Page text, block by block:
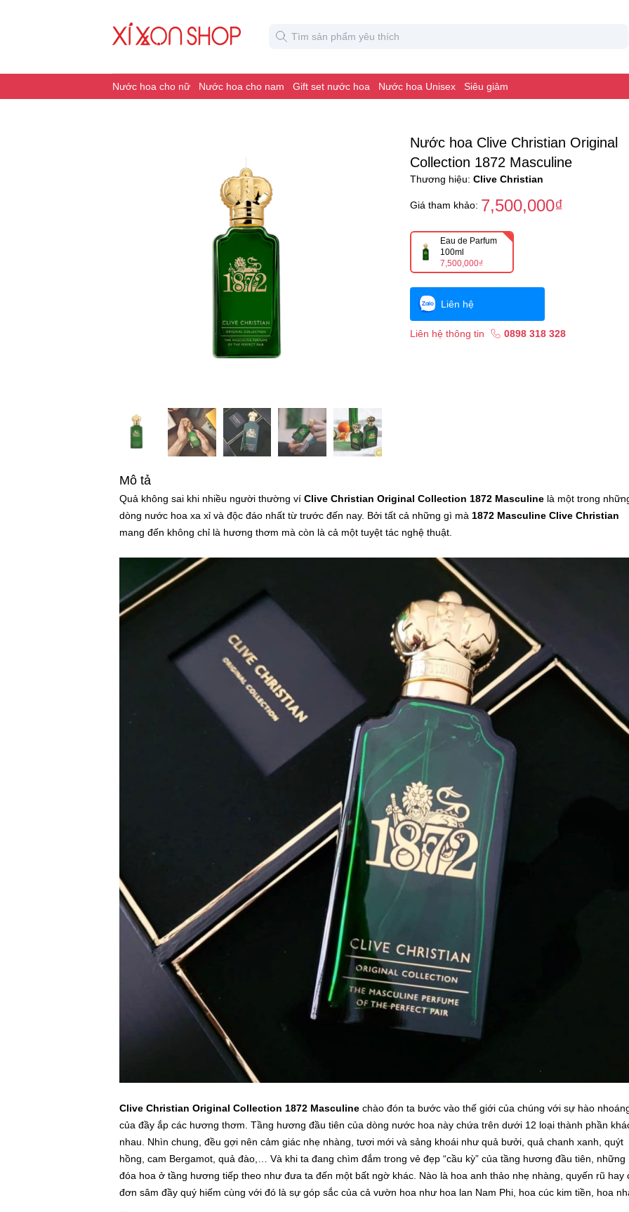
Nước hoa cho nữ Nước hoa cho nam Gift set nước hoa Nước hoa Unisex Siêu giảm
Nước hoa Clive Christian Original
Collection 1872 Masculine
Thương hiệu: Clive Christian
Giá tham khảo: 7,500,000₫
Eau de Parfum
100ml
7,500,000₫
Liên hệ
Liên hệ thông tin 0898 318 328
Mô tả
Quả không sai khi nhiều người thường ví Clive Christian Original Collection 1872 Masculine là một trong
dòng nước hoa xa xỉ và độc đáo nhất từ trước đến nay. Bởi tất cả những gì mà 1872 Masculine Clive Christian
mang đến không chỉ là hương thơm mà còn là cả một tuyệt tác nghệ thuật.
Clive Christian Original Collection 1872 Masculine chào đón ta bước vào thế giới của chúng với sự hào
của đầy ắp các hương thơm. Tầng hương đầu tiên của dòng nước hoa này chứa trên dưới 12 loại thành phần
nhau. Nhìn chung, đều gợi nên cảm giác nhẹ nhàng, tươi mới và sảng khoái như quả bưởi, quả chanh xanh, quýt
hồng, cam Bergamot, quả đào,… Và khi ta đang chìm đắm trong vẻ đẹp “cầu kỳ” của tầng hương đầu tiên, những
đóa hoa ở tầng hương tiếp theo như đưa ta đến một bất ngờ khác. Nào là hoa anh thảo nhẹ nhàng, quyến rũ hay
đơn sâm đầy quý hiếm cùng với đó là sự góp sắc của cả vườn hoa như hoa lan Nam Phi, hoa cúc kim tiền, hoa